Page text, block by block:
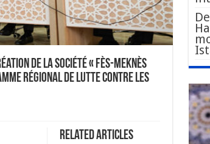
de la société « Fès-Meknès
régional de lutte contre les
Related Articles